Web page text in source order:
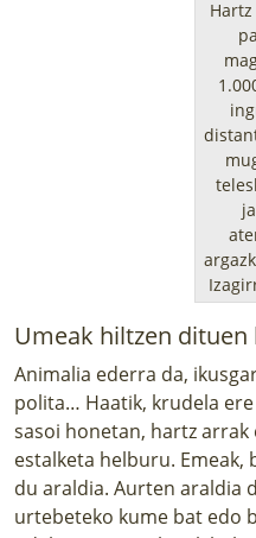
Umeak hiltzen dituen
Animalia ederra da,
polita… Haatik, krudela
sasoi honetan, hartz arrak
estalketa helburu. Emeak,
du araldia. Aurten araldia
urtebeteko kume bat edo